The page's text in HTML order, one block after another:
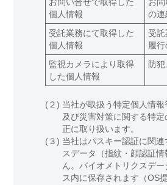
個人情報
の連
受託業務にて取得した
個人情報
受
履
監視カメラにより取得
した個人情報
防
(２) 当社が取扱う特定個人情
及び災害対策に関する特
正に取り扱います。
(３) 当社はパスキー認証に関
スデータ（指紋・顔認証
ん。バイオメトリクスデ
ス内に保存されます（OS